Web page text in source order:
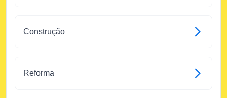
Construção
Reforma